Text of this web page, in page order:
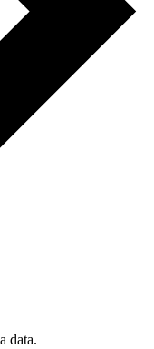
data.